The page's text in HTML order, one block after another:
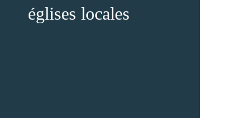
églises locales